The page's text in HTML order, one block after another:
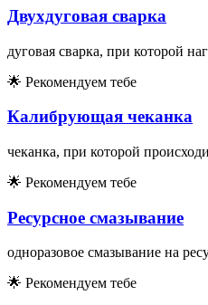
Двухдуговая сварка
дуговая сварка, при которой
🌟 Рекомендуем тебе
Калибрующая чеканка
чеканка, при которой
🌟 Рекомендуем тебе
Ресурсное смазывание
одноразовое смазывание на
🌟 Рекомендуем тебе